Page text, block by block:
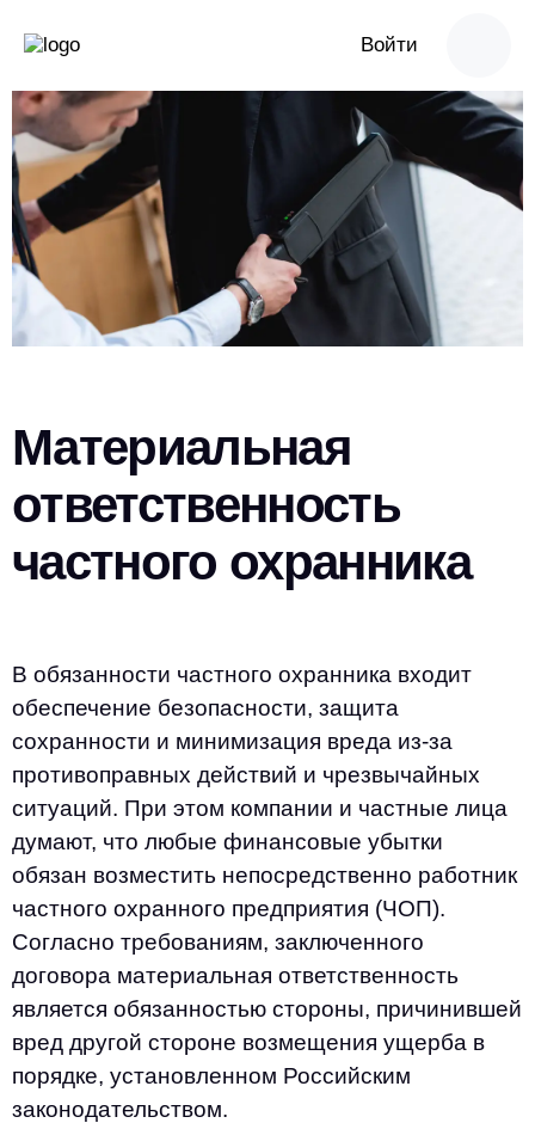
Войти
Материальная
ответственность
частного охранника
В обязанности частного охранника входит
обеспечение безопасности, защита
сохранности и минимизация вреда из-за
противоправных действий и чрезвычайных
ситуаций. При этом компании и частные лица
думают, что любые финансовые убытки
обязан возместить непосредственно работник
частного охранного предприятия (ЧОП).
Согласно требованиям, заключенного
договора материальная ответственность
является обязанностью стороны, причинившей
вред другой стороне возмещения ущерба в
порядке, установленном Российским
законодательством.